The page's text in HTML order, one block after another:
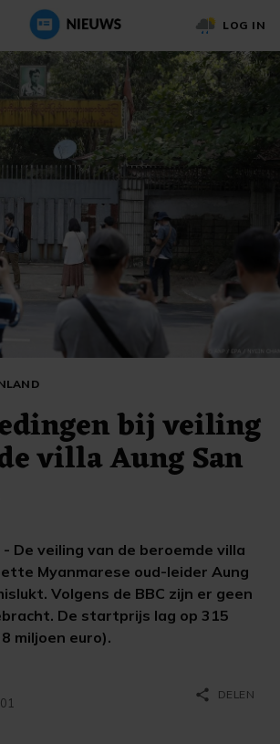
LOG IN
bij veiling
villa Aung San
- De veiling van de beroemde villa
Myanmarese oud-leider Aung
Volgens de BBC zijn er geen
De startprijs lag op 315
miljoen euro).
share DELEN